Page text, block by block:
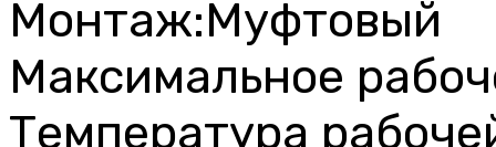
Монтаж:Муфтовый
Максимальное
Температура